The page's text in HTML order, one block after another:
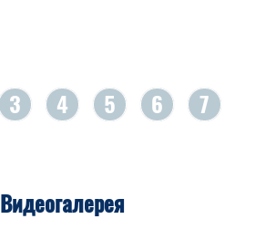
3 4 5 6 7
Видеогалерея